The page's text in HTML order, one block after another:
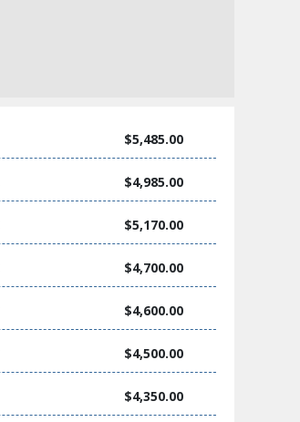
$5,485.00
$4,985.00
$5,170.00
$4,700.00
$4,600.00
$4,500.00
$4,350.00